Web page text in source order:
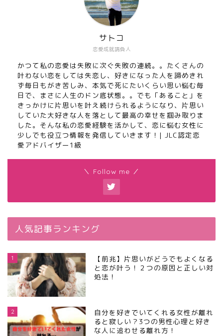
恋愛成就請負人
サトコ
かつて私の恋愛は失敗に次ぐ失敗の連続。。たくさんの
叶わない恋をしては失恋し、好きになった人を諦めきれ
ず毎日もがき苦しみ、本気で死にたいくらい思い悩む毎
日で、まさに人生のドン底状態。。でも「あること」を
きっかけに片思いを叶え続けられるようになり、片思い
していた大好きな人を落として最高の幸せを掴み取りま
した。そんな私の恋愛経験を活かして、恋に悩む女性に
少しでも役立つ情報を発信していきます！| JLC認定恋
愛アドバイザー1級
＼ Follow me ／
人気記事ランキング
1
【前兆】片思いがどうでもよくなる
と恋が叶う！２つの原因と正しい対
処法！
2
自分を好きでいてくれる女性が離れ
ると寂しい？3つの男性心理と好き
な人に追わせる離れ方！